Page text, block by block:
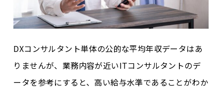
DXコンサルタント単体の公的な平均年収データはあ
りませんが、業務内容が近いITコンサルタントのデ
ータを参考にすると、高い給与水準であることがわか